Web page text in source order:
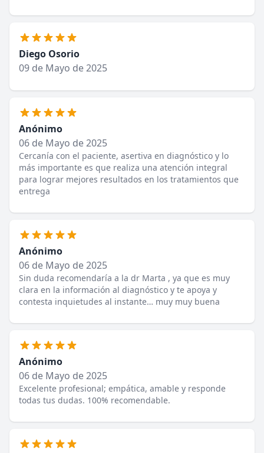
Diego Osorio
09 de Mayo de 2025
Anónimo
06 de Mayo de 2025
Cercanía con el paciente, asertiva en diagnóstico y lo
más importante es que realiza una atención integral
para lograr mejores resultados en los tratamientos que
entrega
Anónimo
06 de Mayo de 2025
Sin duda recomendaría a la dr Marta , ya que es muy
clara en la información al diagnóstico y te apoya y
contesta inquietudes al instante… muy muy buena
Anónimo
06 de Mayo de 2025
Excelente profesional; empática, amable y responde
todas tus dudas. 100% recomendable.